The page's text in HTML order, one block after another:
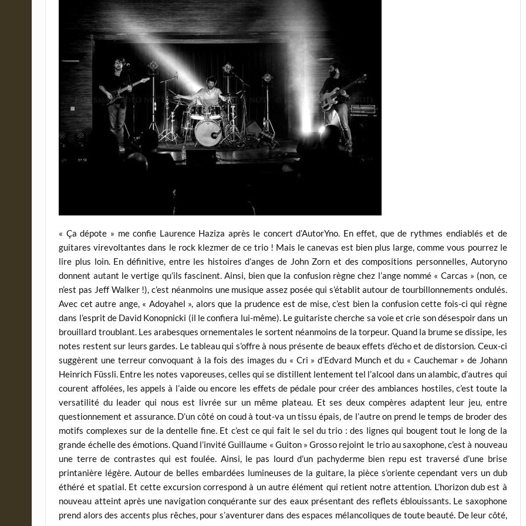
« Ça dépote » me confie Laurence Haziza après le concert d’AutorYno. En effet, que de rythmes endiablés et de
guitares virevoltantes dans le rock klezmer de ce trio ! Mais le canevas est bien plus large, comme vous pourrez le
lire plus loin. En définitive, entre les histoires d’anges de John Zorn et des compositions personnelles, Autoryno
donnent autant le vertige qu’ils fascinent. Ainsi, bien que la confusion règne chez l’ange nommé « Carcas » (non, ce
n’est pas Jeff Walker !), c’est néanmoins une musique assez posée qui s’établit autour de tourbillonnements ondulés.
Avec cet autre ange, « Adoyahel », alors que la prudence est de mise, c’est bien la confusion cette fois-ci qui règne
dans l’esprit de David Konopnicki (il le confiera lui-même). Le guitariste cherche sa voie et crie son désespoir dans un
brouillard troublant. Les arabesques ornementales le sortent néanmoins de la torpeur. Quand la brume se dissipe, les
notes restent sur leurs gardes. Le tableau qui s’offre à nous présente de beaux effets d’écho et de distorsion. Ceux-ci
suggèrent une terreur convoquant à la fois des images du « Cri » d’Edvard Munch et du « Cauchemar » de Johann
Heinrich Füssli. Entre les notes vaporeuses, celles qui se distillent lentement tel l’alcool dans un alambic, d’autres qui
courent affolées, les appels à l’aide ou encore les effets de pédale pour créer des ambiances hostiles, c’est toute la
versatilité du leader qui nous est livrée sur un même plateau. Et ses deux compères adaptent leur jeu, entre
questionnement et assurance. D’un côté on coud à tout-va un tissu épais, de l’autre on prend le temps de broder des
motifs complexes sur de la dentelle fine. Et c’est ce qui fait le sel du trio : des lignes qui bougent tout le long de la
grande échelle des émotions. Quand l’invité Guillaume « Guiton » Grosso rejoint le trio au saxophone, c’est à nouveau
une terre de contrastes qui est foulée. Ainsi, le pas lourd d’un pachyderme bien repu est traversé d’une brise
printanière légère. Autour de belles embardées lumineuses de la guitare, la pièce s’oriente cependant vers un dub
éthéré et spatial. Et cette excursion correspond à un autre élément qui retient notre attention. L’horizon dub est à
nouveau atteint après une navigation conquérante sur des eaux présentant des reflets éblouissants. Le saxophone
prend alors des accents plus rêches, pour s’aventurer dans des espaces mélancoliques de toute beauté. De leur côté,